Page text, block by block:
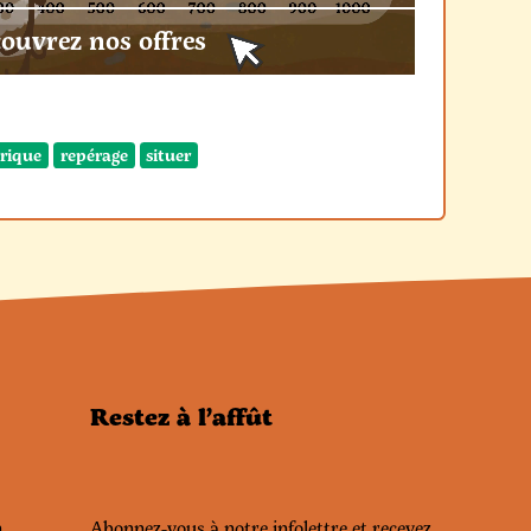
nos offres
repérage situer
Restez à l’affût